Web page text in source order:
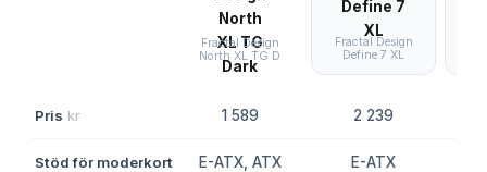
Fractal Design
North XL TG D
Fractal Design
Define 7 XL
Pris kr 1 589 2 239
Stöd för moderkort E-ATX, ATX E-ATX